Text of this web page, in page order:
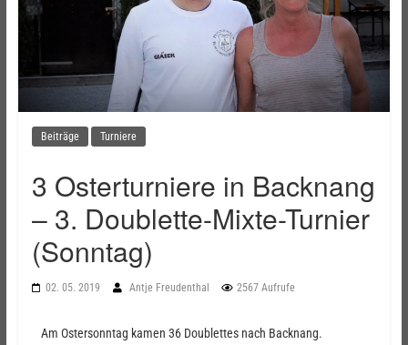
Beiträge Turniere
3 Osterturniere in Backnang
– 3. Doublette-Mixte-Turnier
(Sonntag)
02. 05. 2019 Antje Freudenthal 2567 Aufrufe
Am Ostersonntag kamen 36 Doublettes nach Backnang.